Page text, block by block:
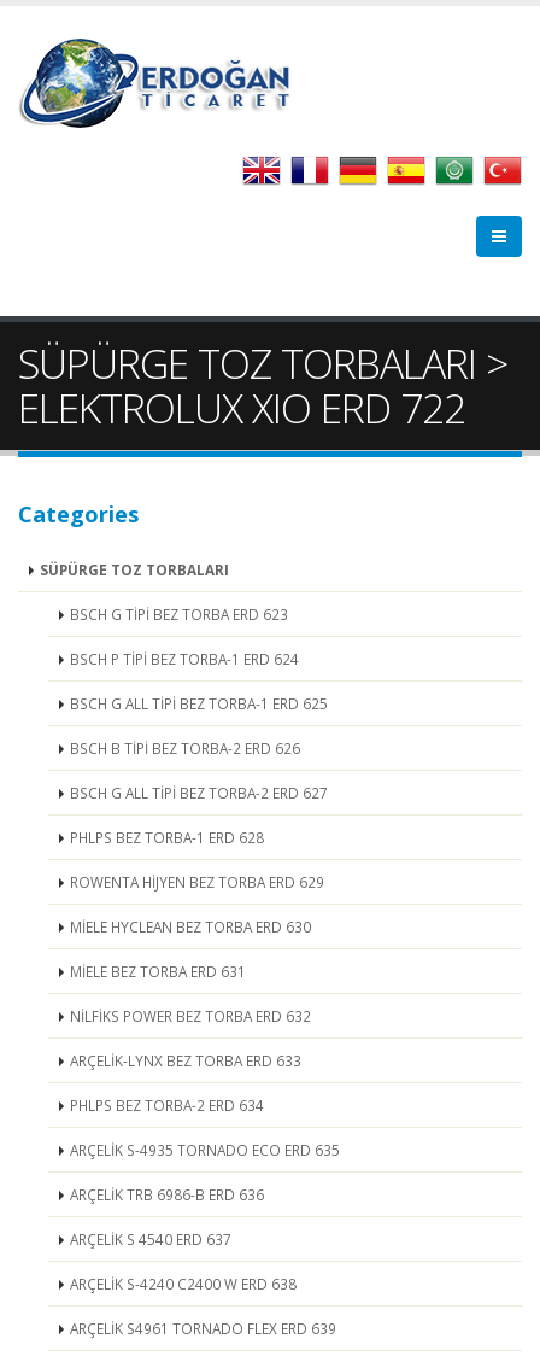
SÜPÜRGE TOZ TORBALARI >
ELEKTROLUX XIO ERD 722
Categories
SÜPÜRGE TOZ TORBALARI
BSCH G TİPİ BEZ TORBA ERD 623
BSCH P TİPİ BEZ TORBA-1 ERD 624
BSCH G ALL TİPİ BEZ TORBA-1 ERD 625
BSCH B TİPİ BEZ TORBA-2 ERD 626
BSCH G ALL TİPİ BEZ TORBA-2 ERD 627
PHLPS BEZ TORBA-1 ERD 628
ROWENTA HİJYEN BEZ TORBA ERD 629
MİELE HYCLEAN BEZ TORBA ERD 630
MİELE BEZ TORBA ERD 631
NİLFİKS POWER BEZ TORBA ERD 632
ARÇELİK-LYNX BEZ TORBA ERD 633
PHLPS BEZ TORBA-2 ERD 634
ARÇELİK S-4935 TORNADO ECO ERD 635
ARÇELİK TRB 6986-B ERD 636
ARÇELİK S 4540 ERD 637
ARÇELİK S-4240 C2400 W ERD 638
ARÇELİK S4961 TORNADO FLEX ERD 639